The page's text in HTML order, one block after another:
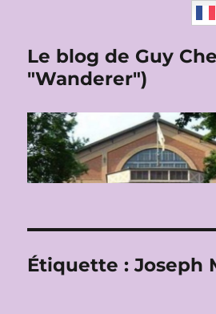
Le blog de Guy
"Wanderer")
Étiquette :Joseph